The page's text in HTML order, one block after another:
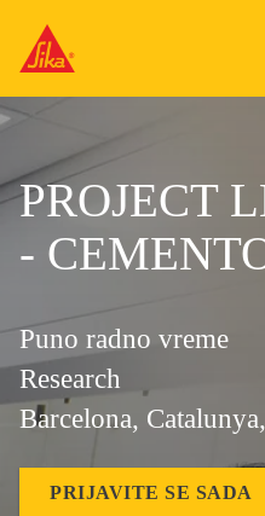
PROJECT
-
Puno radno vreme
Research
Barcelona,
PRIJAVITE SE SADA